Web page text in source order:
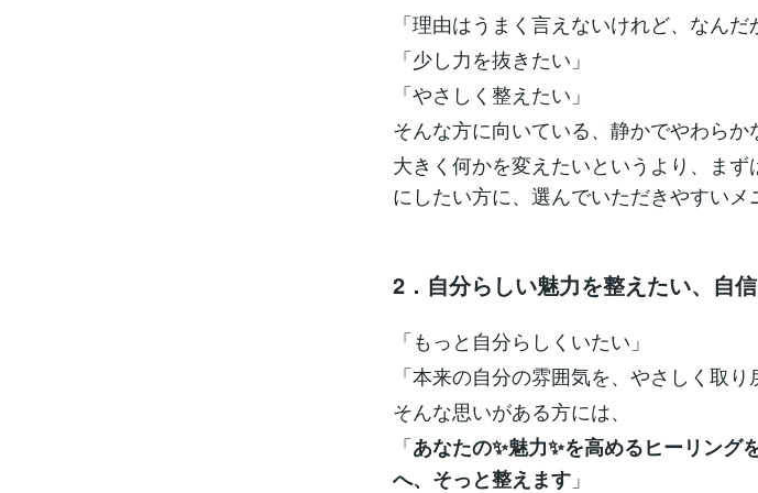
「理由はうまく言えないけれど、なんだ
「少し力を抜きたい」
「やさしく整えたい」
そんな方に向いている、静かでやわらか
大きく何かを変えたいというより、ま
にしたい方に、選んでいただきやすいメ
2．自分らしい魅力を整えたい、自
「もっと自分らしくいたい」
「本来の自分の雰囲気を、やさしく取り
そんな思いがある方には、
「あなたの✨️魅力✨️を高めるヒーリン
へ、そっと整えます 」